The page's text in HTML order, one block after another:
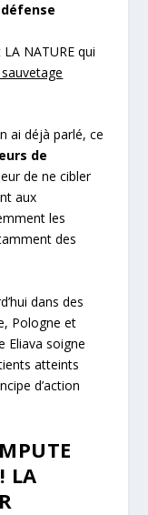
NATURE qui
ai déjà parlé, ce
de
de ne cibler
aux
les
des
dans des
Pologne et
Eliava soigne
atteints
d’action
LA